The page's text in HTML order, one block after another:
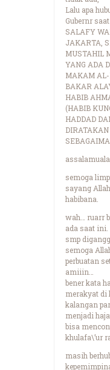
Lalu apa
Gubernr
SALAFY
JAKARTA,
MUSTAHIL
YANG ADA
MAKAM
BAKAR
HABIB
(HABIB
HADDAD
semoga
sayang
habibana.
wah… ruarr
ada saat ini.
smp
semoga
perbuatan
amiiin…
bener kata
merakyat di
kalangan
menjadi
bisa
khulafa\’ur
masih